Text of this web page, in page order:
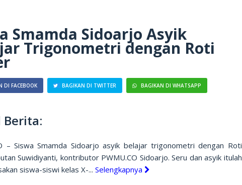
Smamda Sidoarjo Asyik
Trigonometri dengan Roti
DI FACEBOOK BAGIKAN DI TWITTER BAGIKAN DI WHATSAPP
Berita:
– Siswa Smamda Sidoarjo asyik belajar trigonometri dengan Roti
Suwidiyanti, kontributor PWMU.CO Sidoarjo. Seru dan asyik itulah
siswa-siswi kelas X-...Selengkapnya